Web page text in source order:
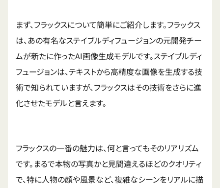
まず、フラックスについて簡単にご紹介します。フラックス
は、あの有名なステイブルディフュージョンの元開発チー
ムが新たに作ったAI画像生成モデルです。ステイブルディ
フュージョンは、テキストから高精度な画像を生成する技
術で知られていますが、フラックスはその技術をさらに進
化させたモデルと言えます。
フラックスの一番の魅力は、何と言ってもそのリアリズム
です。まるで本物の写真かと見間違えるほどのクオリティ
で、特に人物の顔や風景など、複雑なシーンをリアルに描